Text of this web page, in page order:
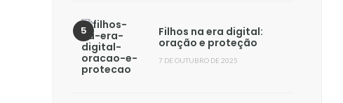
Filhos na era digital:
oração e proteção
7 DE OUTUBRO DE 2025